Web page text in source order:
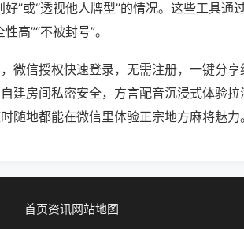
”或“透视他人牌型”的情况。这些工具通
高”“不被封号”。
微信授权快速登录，无需注册，一键分
建房间私密安全，方言配音沉浸式体验
随地都能在微信里体验正宗地方麻将魅力。
首页资讯网站地图